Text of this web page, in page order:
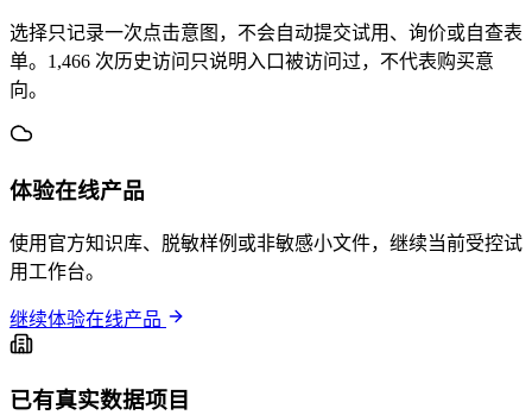
选择只记录一次点击意图，不会自动提交试用、询价或自查表
单。1,466 次历史访问只说明入口被访问过，不代表购买意
向。
体验在线产品
使用官方知识库、脱敏样例或非敏感小文件，继续当前受控试
用工作台。
继续体验在线产品
已有真实数据项目